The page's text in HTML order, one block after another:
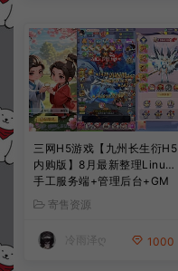
三网H5游戏【九州长生衍H5
内购版】8月最新整理Linux
手工服务端+管理后台+GM
授权后台+简易安卓客户端
+详细搭建教程+视频教程
寄售资源
冷雨泽ღ 1000